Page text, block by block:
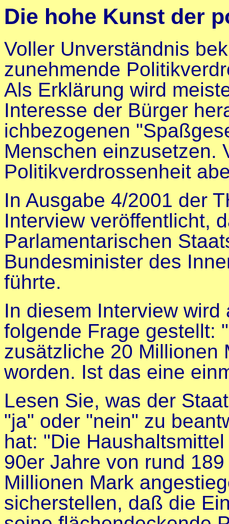
Die hohe Kunst der
Voller Unverständnis
zunehmende
Als Erklärung wird
Interesse der Bürger
ichbezogenen
Menschen einzusetzen.
Politikverdrossenheit
In Ausgabe 4/2001 der
Interview veröffentlicht,
Parlamentarischen
Bundesminister des
führte.
In diesem Interview
folgende Frage gestellt:
zusätzliche 20 Millionen
worden. Ist das eine
Lesen Sie, was der
"ja" oder "nein" zu
hat: "Die
90er Jahre von rund
Millionen Mark
sicherstellen, daß die